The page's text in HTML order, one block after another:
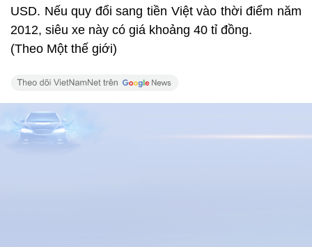
USD. Nếu quy đổi sang tiền Việt vào thời điểm năm
2012, siêu xe này có giá khoảng 40 tỉ đồng.
(Theo Một thế giới)